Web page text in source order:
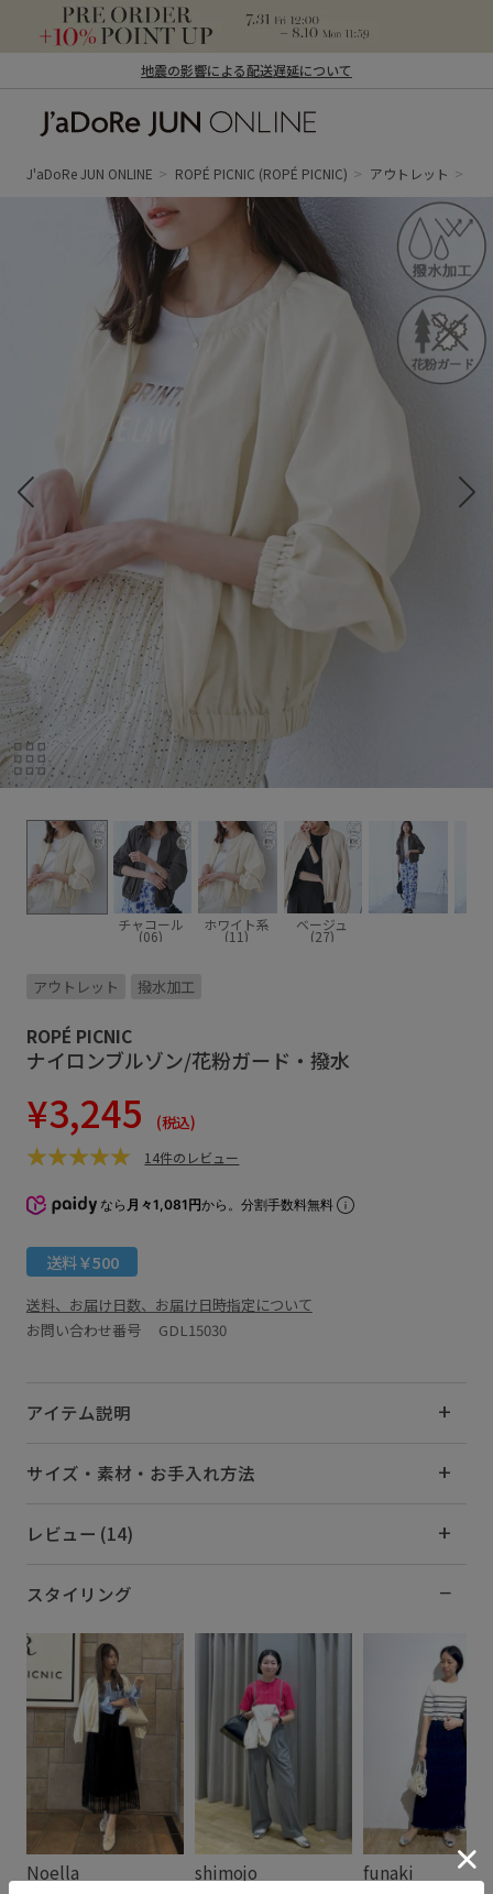
地震の影響による配送遅延について
ン オンライン）
J'aDoRe JUN ONLINE ROPÉ PICNIC (ROPÉ PICNIC) アウトレット
チャコール
(06)
ホワイト系
(11)
ベージュ
(27)
アウトレット 撥水加工
ROPÉ PICNIC
ナイロンブルゾン/花粉ガード・撥水
¥3,245 (税込)
14件のレビュー
なら 月々1,081円から。分割手数料無料
送料￥500
送料、お届け日数、お届け日時指定について
お問い合わせ番号 GDL15030
アイテム説明
サイズ・素材・お手入れ方法
レビュー (14)
スタイリング
Noella shimojo funaki